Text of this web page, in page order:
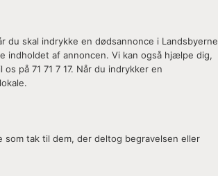
du skal indrykke en dødsannonce i Landsbyerne
indholdet af annoncen. Vi kan også hjælpe dig,
på 71 71 7 17. Når du indrykker en
tak til dem, der deltog begravelsen eller